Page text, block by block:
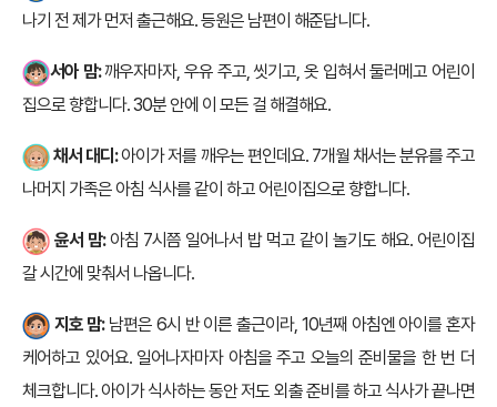
나기 전 제가 먼저 출근해요. 등원은 남편이 해준답니다.
서아 맘:깨우자마자, 우유 주고, 씻기고, 옷 입혀서 둘러메고 어린이
집으로 향합니다. 30분 안에 이 모든 걸 해결해요.
채서 대디:아이가 저를 깨우는 편인데요. 7개월 채서는 분유를 주고
나머지 가족은 아침 식사를 같이 하고 어린이집으로 향합니다.
윤서 맘:아침 7시쯤 일어나서 밥 먹고 같이 놀기도 해요. 어린이집
갈 시간에 맞춰서 나옵니다.
지호 맘:남편은 6시 반 이른 출근이라, 10년째 아침엔 아이를 혼자
케어하고 있어요. 일어나자마자 아침을 주고 오늘의 준비물을 한 번 더
체크합니다. 아이가 식사하는 동안 저도 외출 준비를 하고 식사가 끝나면